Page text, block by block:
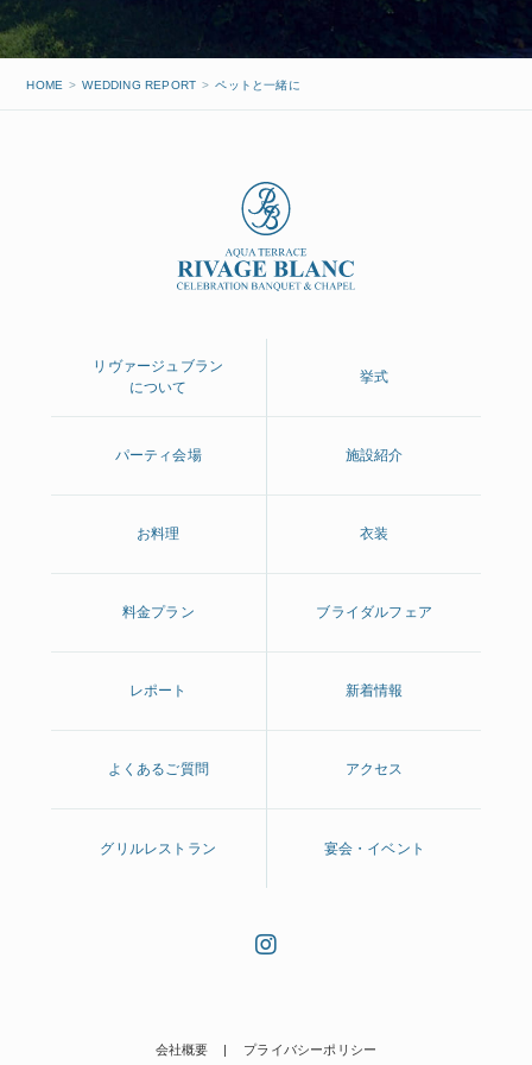
HOME WEDDING REPORT ペットと一緒に
リヴァージュブラン
について
挙式
パーティ会場 施設紹介
お料理 衣装
料金プラン ブライダルフェア
レポート 新着情報
よくあるご質問 アクセス
グリルレストラン 宴会・イベント
会社概要 プライバシーポリシー